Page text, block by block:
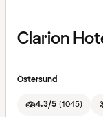
Clarion
Östersund
4.3/5 (1045)